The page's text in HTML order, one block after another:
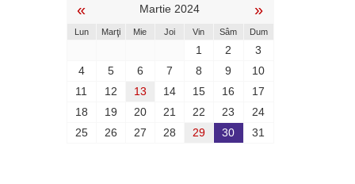
« Martie 2024 »
Lun Marţi Mie Joi Vin Sâm Dum
1 2
3
4
5 6 7 8 9
10
11
12 13 14 15 16
17
18
19 20 21 22 23
24
25
26 27 28 29 30 31